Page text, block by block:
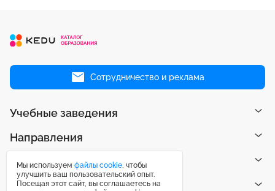
Сотрудничество и реклама
Учебные заведения
Направления
Рейтинги
Публикации
Мы используем файлы cookie, чтобы
улучшить ваш пользовательский опыт.
Посещая этот сайт, вы соглашаетесь на